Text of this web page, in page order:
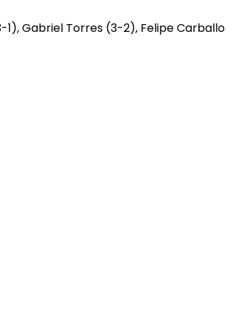
1), Gabriel Torres (3-2), Felipe Carballo